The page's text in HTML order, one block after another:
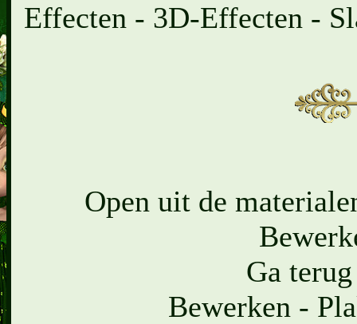
Effecten - 3D-Effecten -
Open uit de
Ga
Bewerken -